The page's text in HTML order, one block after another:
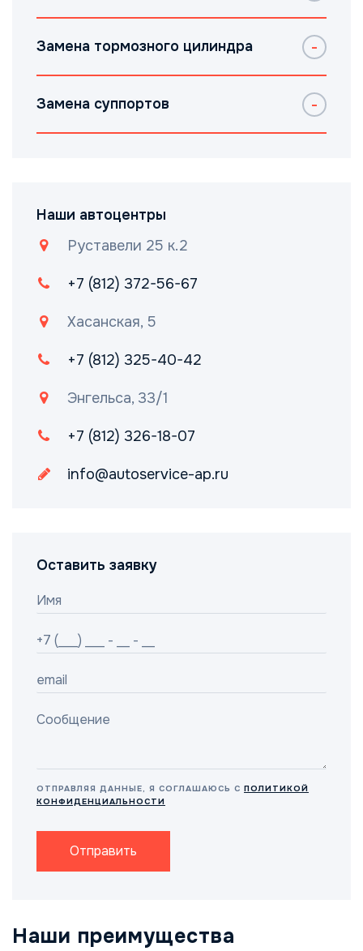
Замена тормозного цилиндра
Замена суппортов
Наши автоцентры
Руставели 25 к.2
+7 (812) 372-56-67
Хасанская, 5
+7 (812) 325-40-42
Энгельса, 33/1
+7 (812) 326-18-07
info@autoservice-ap.ru
Оставить заявку
ОТПРАВЛЯЯ ДАННЫЕ, Я СОГЛАШАЮСЬ С ПОЛИТИКОЙ
КОНФИДЕНЦИАЛЬНОСТИ
Отправить
Наши преимущества